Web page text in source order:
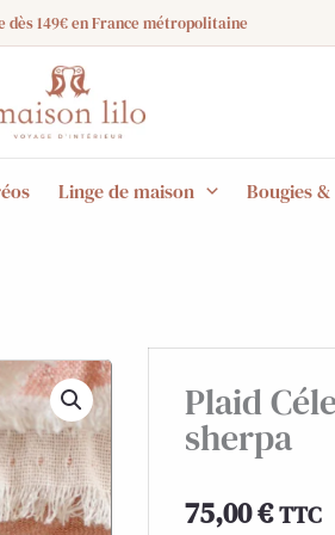
149€ en France métropolitaine
Linge de maison Bougies
Plaid
sherpa
75,00€TTC